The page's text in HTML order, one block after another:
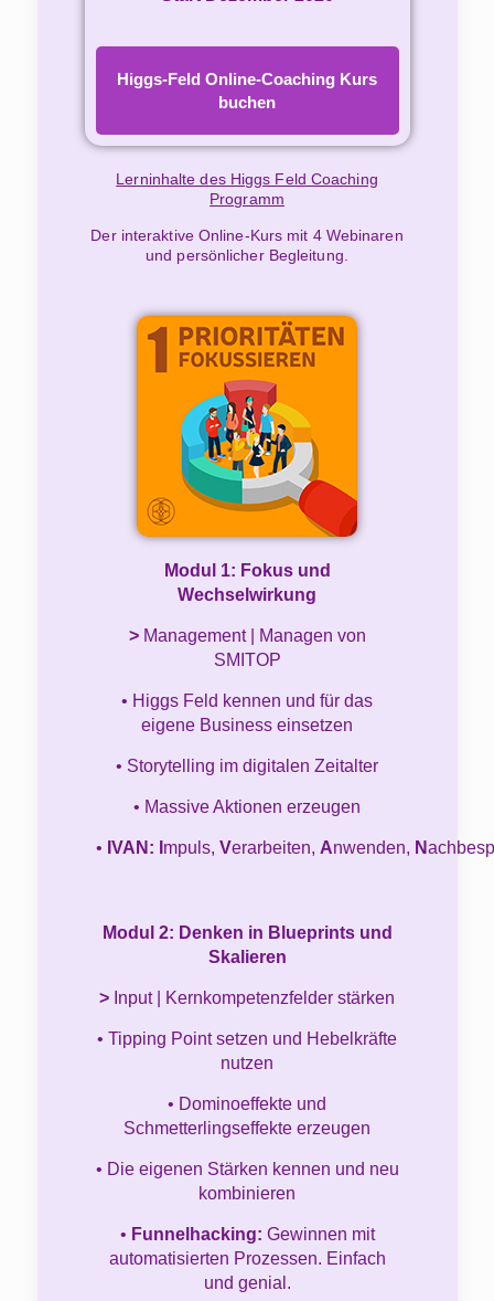
Higgs-Feld Online-Coaching Kurs
buchen
Lerninhalte des Higgs Feld Coaching
Programm
Der interaktive Online-Kurs mit 4 Webinaren
und persönlicher Begleitung.
Modul 1: Fokus und
Wechselwirkung
>Management | Managen von
SMITOP
• Higgs Feld kennen und für das
eigene Business einsetzen
• Storytelling im digitalen Zeitalter
• Massive Aktionen erzeugen
• IVAN: I mpuls, Verarbeiten, Anwenden, N
Modul 2: Denken in Blueprints und
Skalieren
> Input | Kernkompetenzfelder stärken
• Tipping Point setzen und Hebelkräfte
nutzen
• Dominoeffekte und
Schmetterlingseffekte erzeugen
• Die eigenen Stärken kennen und neu
kombinieren
• Funnelhacking: Gewinnen mit
automatisierten Prozessen. Einfach
und genial.